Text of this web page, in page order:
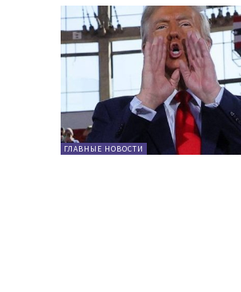
ГЛАВНЫЕ НОВОСТИ